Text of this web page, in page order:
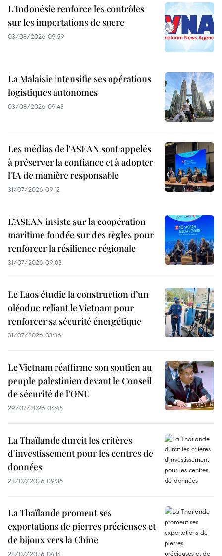
L'Indonésie renforce les contrôles
sur les importations de sucre
03/08/2026 09:59
La Malaisie intensifie ses opérations
logistiques autonomes
03/08/2026 09:43
Les médias de l'ASEAN sont appelés
à préserver la confiance et à adopter
l'IA de manière responsable
31/07/2026 09:12
L’ASEAN insiste sur la coopération
maritime fondée sur des règles pour
renforcer la résilience régionale
31/07/2026 09:03
Le Laos étudie la construction d’un
oléoduc reliant le Vietnam pour
renforcer sa sécurité énergétique
31/07/2026 03:36
Le Vietnam réaffirme son soutien au
peuple palestinien devant le Conseil
de sécurité de l’ONU
29/07/2026 04:45
La Thaïlande durcit les critères
d'investissement pour les centres de
données
28/07/2026 09:35
La Thaïlande promeut ses
exportations de pierres précieuses et
de bijoux vers la Chine
28/07/2026 04:14